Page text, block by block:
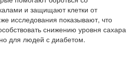
и защищают клетки от
исследования показывают, что
снижению уровня сахара
для людей с диабетом.